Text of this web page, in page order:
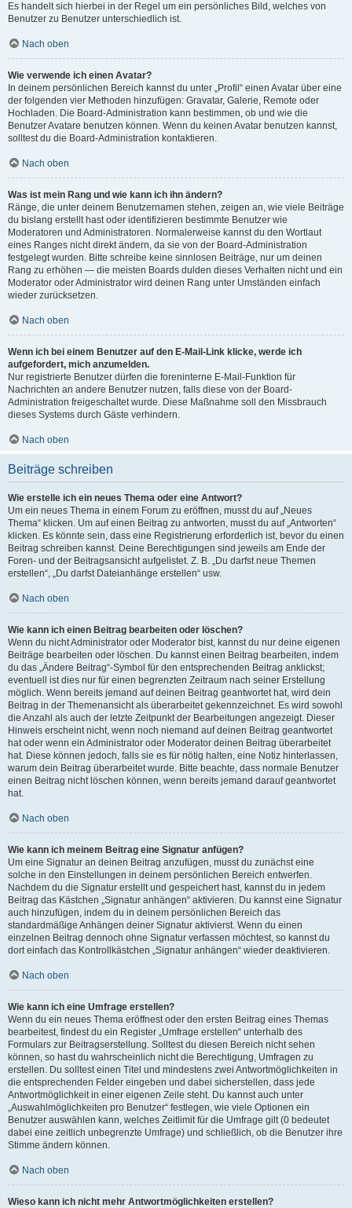
Es handelt sich hierbei in der Regel um ein persönliches Bild, welches von
Benutzer zu Benutzer unterschiedlich ist.
Nach oben
Wie verwende ich einen Avatar?
In deinem persönlichen Bereich kannst du unter „Profil“ einen Avatar über eine
der folgenden vier Methoden hinzufügen: Gravatar, Galerie, Remote oder
Hochladen. Die Board-Administration kann bestimmen, ob und wie die
Benutzer Avatare benutzen können. Wenn du keinen Avatar benutzen kannst,
solltest du die Board-Administration kontaktieren.
Nach oben
Was ist mein Rang und wie kann ich ihn ändern?
Ränge, die unter deinem Benutzernamen stehen, zeigen an, wie viele Beiträge
du bislang erstellt hast oder identifizieren bestimmte Benutzer wie
Moderatoren und Administratoren. Normalerweise kannst du den Wortlaut
eines Ranges nicht direkt ändern, da sie von der Board-Administration
festgelegt wurden. Bitte schreibe keine sinnlosen Beiträge, nur um deinen
Rang zu erhöhen — die meisten Boards dulden dieses Verhalten nicht und ein
Moderator oder Administrator wird deinen Rang unter Umständen einfach
wieder zurücksetzen.
Nach oben
Wenn ich bei einem Benutzer auf den E-Mail-Link klicke, werde ich
aufgefordert, mich anzumelden.
Nur registrierte Benutzer dürfen die foreninterne E-Mail-Funktion für
Nachrichten an andere Benutzer nutzen, falls diese von der Board-
Administration freigeschaltet wurde. Diese Maßnahme soll den Missbrauch
dieses Systems durch Gäste verhindern.
Nach oben
Beiträge schreiben
Wie erstelle ich ein neues Thema oder eine Antwort?
Um ein neues Thema in einem Forum zu eröffnen, musst du auf „Neues
Thema“ klicken. Um auf einen Beitrag zu antworten, musst du auf „Antworten“
klicken. Es könnte sein, dass eine Registrierung erforderlich ist, bevor du einen
Beitrag schreiben kannst. Deine Berechtigungen sind jeweils am Ende der
Foren- und der Beitragsansicht aufgelistet. Z. B. „Du darfst neue Themen
erstellen“, „Du darfst Dateianhänge erstellen“ usw.
Nach oben
Wie kann ich einen Beitrag bearbeiten oder löschen?
Wenn du nicht Administrator oder Moderator bist, kannst du nur deine eigenen
Beiträge bearbeiten oder löschen. Du kannst einen Beitrag bearbeiten, indem
du das „Ändere Beitrag“-Symbol für den entsprechenden Beitrag anklickst;
eventuell ist dies nur für einen begrenzten Zeitraum nach seiner Erstellung
möglich. Wenn bereits jemand auf deinen Beitrag geantwortet hat, wird dein
Beitrag in der Themenansicht als überarbeitet gekennzeichnet. Es wird sowohl
die Anzahl als auch der letzte Zeitpunkt der Bearbeitungen angezeigt. Dieser
Hinweis erscheint nicht, wenn noch niemand auf deinen Beitrag geantwortet
hat oder wenn ein Administrator oder Moderator deinen Beitrag überarbeitet
hat. Diese können jedoch, falls sie es für nötig halten, eine Notiz hinterlassen,
warum dein Beitrag überarbeitet wurde. Bitte beachte, dass normale Benutzer
einen Beitrag nicht löschen können, wenn bereits jemand darauf geantwortet
hat.
Nach oben
Wie kann ich meinem Beitrag eine Signatur anfügen?
Um eine Signatur an deinen Beitrag anzufügen, musst du zunächst eine
solche in den Einstellungen in deinem persönlichen Bereich entwerfen.
Nachdem du die Signatur erstellt und gespeichert hast, kannst du in jedem
Beitrag das Kästchen „Signatur anhängen“ aktivieren. Du kannst eine Signatur
auch hinzufügen, indem du in deinem persönlichen Bereich das
standardmäßige Anhängen deiner Signatur aktivierst. Wenn du einen
einzelnen Beitrag dennoch ohne Signatur verfassen möchtest, so kannst du
dort einfach das Kontrollkästchen „Signatur anhängen“ wieder deaktivieren.
Nach oben
Wie kann ich eine Umfrage erstellen?
Wenn du ein neues Thema eröffnest oder den ersten Beitrag eines Themas
bearbeitest, findest du ein Register „Umfrage erstellen“ unterhalb des
Formulars zur Beitragserstellung. Solltest du diesen Bereich nicht sehen
können, so hast du wahrscheinlich nicht die Berechtigung, Umfragen zu
erstellen. Du solltest einen Titel und mindestens zwei Antwortmöglichkeiten in
die entsprechenden Felder eingeben und dabei sicherstellen, dass jede
Antwortmöglichkeit in einer eigenen Zeile steht. Du kannst auch unter
„Auswahlmöglichkeiten pro Benutzer“ festlegen, wie viele Optionen ein
Benutzer auswählen kann, welches Zeitlimit für die Umfrage gilt (0 bedeutet
dabei eine zeitlich unbegrenzte Umfrage) und schließlich, ob die Benutzer ihre
Stimme ändern können.
Nach oben
Wieso kann ich nicht mehr Antwortmöglichkeiten erstellen?